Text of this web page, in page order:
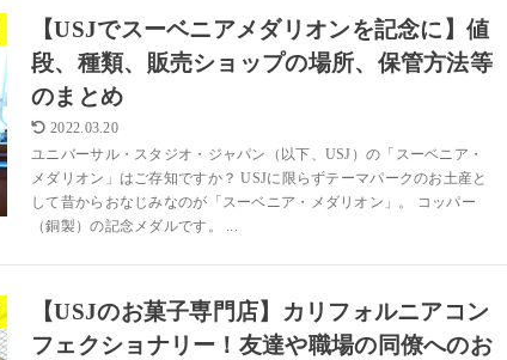
【USJでスーベニアメダリオンを記念に】値
段、種類、販売ショップの場所、保管方法等
のまとめ
2022.03.20
ユニバーサル・スタジオ・ジャパン（以下、USJ）の「スーベニア・
メダリオン」はご存知ですか？ USJに限らずテーマパークのお土産と
して昔からおなじみなのが「スーベニア・メダリオン」。 コッパー
（銅製）の記念メダルです。 ...
【USJのお菓子専門店】カリフォルニアコン
フェクショナリー！友達や職場の同僚へのお